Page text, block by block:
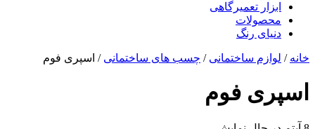
ابزار تعمیرگاهی
محصولات
دنیای رنگ
خانه / لوازم ساختمانی / چسب های ساختمانی / اسپری فوم
اسپری فوم